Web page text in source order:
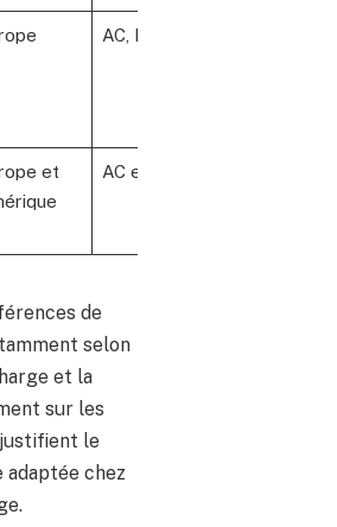
AC, DC
et
AC et DC
de
selon
et la
sur les
le
adaptée chez